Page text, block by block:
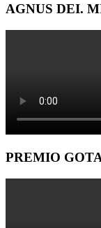
AGNUS DEI.
PREMIO